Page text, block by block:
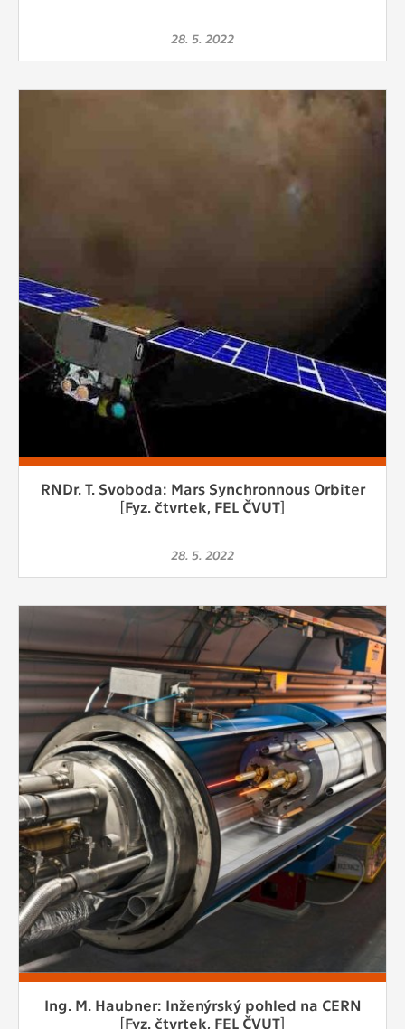
28. 5. 2022
RNDr. T. Svoboda: Mars Synchronnous Orbiter
[Fyz. čtvrtek, FEL ČVUT]
28. 5. 2022
Ing. M. Haubner: Inženýrský pohled na CERN
[Fyz. čtvrtek, FEL ČVUT]